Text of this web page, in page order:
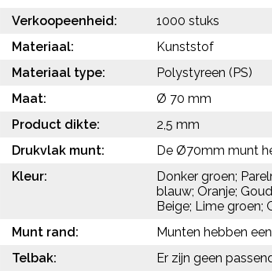
Verkoopeenheid:
1000 stuks
Materiaal:
Kunststof
Materiaal type:
Polystyreen (PS)
Maat:
Ø 70 mm
Product dikte:
2,5 mm
Drukvlak munt:
De Ø70mm munt
Kleur:
Donker groen;
blauw; Oranje;
Beige; Lime groen;
Munt rand:
Munten hebben
Telbak:
Er zijn geen